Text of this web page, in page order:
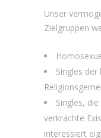
Unser
Zielgruppen
Singles
Singles,
verkrachte
interessiert